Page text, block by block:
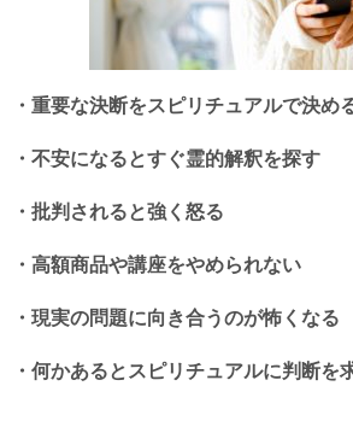
・重要な決断をスピリチュアルで決め
・不安になるとすぐ霊的解釈を探す
・批判されると強く怒る
・高額商品や講座をやめられない
・現実の問題に向き合うのが怖くなる
・何かあるとスピリチュアルに判断を